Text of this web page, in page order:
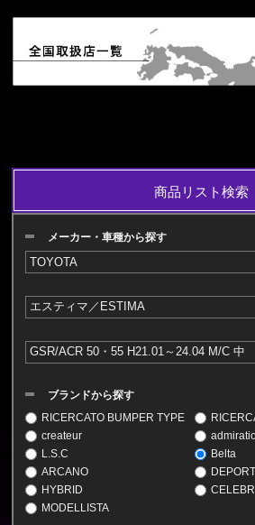
商品リスト検索
メーカー・車種から探す
ブランドから探す
RICERCATO BUMPER TYPE
createur
L.S.C
Belta
ARCANO
HYBRID
MODELLISTA